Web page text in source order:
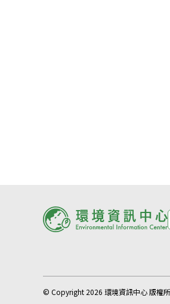
© Copyright 2026 環境資訊中心 版權